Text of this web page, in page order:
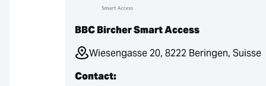
BBC Bircher Smart Access
Wiesengasse 20, 8222 Beringen, Suisse
Contact: